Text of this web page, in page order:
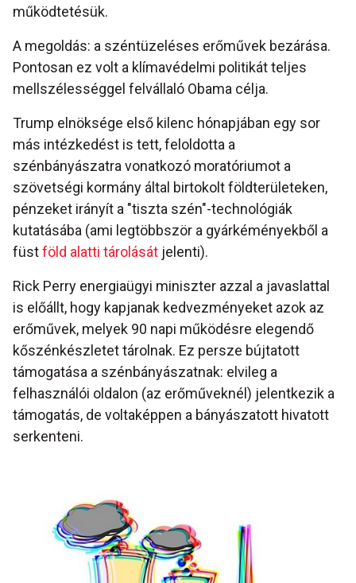
működtetésük.
A megoldás: a széntüzeléses erőművek bezárása.
Pontosan ez volt a klímavédelmi politikát teljes
mellszélességgel felvállaló Obama célja.
Trump elnöksége első kilenc hónapjában egy sor
más intézkedést is tett, feloldotta a
szénbányászatra vonatkozó moratóriumot a
szövetségi kormány által birtokolt földterületeken,
pénzeket irányít a "tiszta szén"-technológiák
kutatásába (ami legtöbbször a gyárkéményekből a
füstföld alatti tárolását jelenti).
Rick Perry energiaügyi miniszter azzal a javaslattal
is előállt, hogy kapjanak kedvezményeket azok az
erőművek, melyek 90 napi működésre elegendő
kőszénkészletet tárolnak. Ez persze bújtatott
támogatása a szénbányászatnak: elvileg a
felhasználói oldalon (az erőműveknél) jelentkezik a
támogatás, de voltaképpen a bányászatott hivatott
serkenteni.